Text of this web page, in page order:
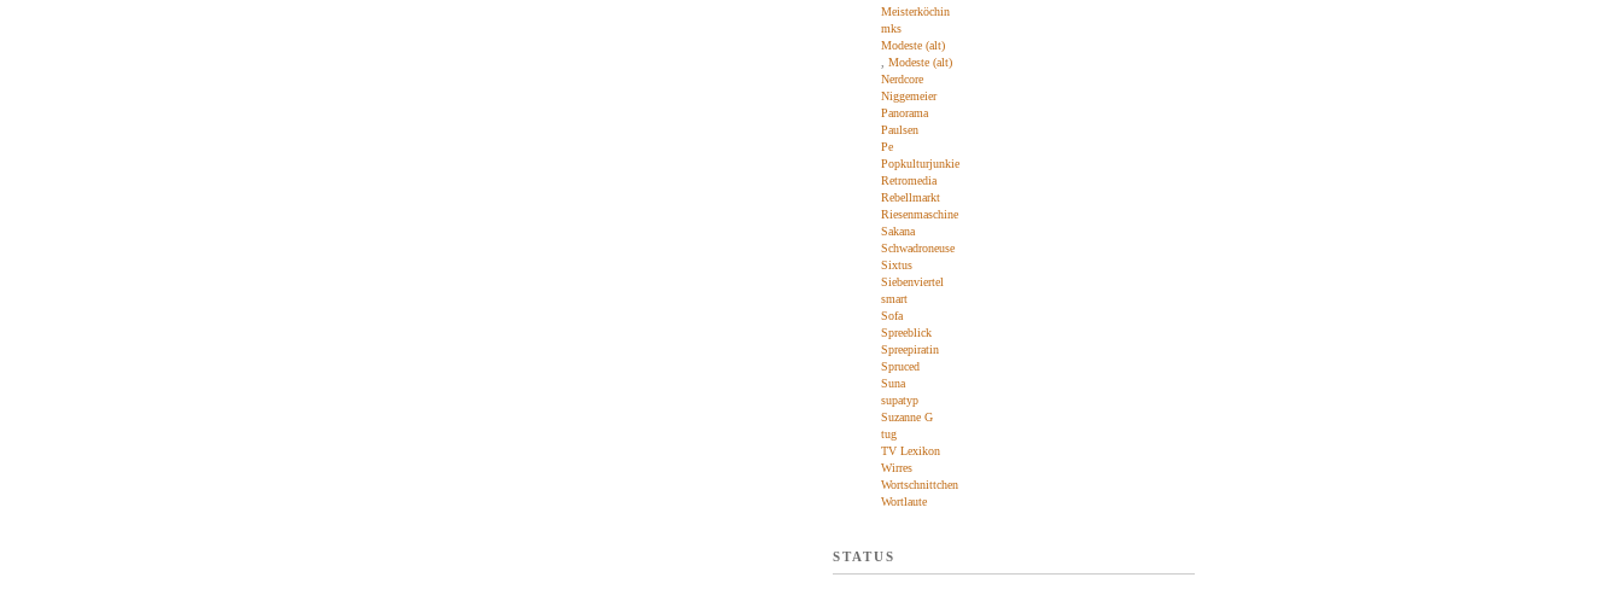
Meisterköchin
mks
Modeste (alt)
Modeste (alt)
Nerdcore
Niggemeier
Panorama
Paulsen
Pe
Popkulturjunkie
Retromedia
Rebellmarkt
Riesenmaschine
Sakana
Schwadroneuse
Sixtus
Siebenviertel
smart
Sofa
Spreeblick
Spreepiratin
Spruced
Suna
supatyp
Suzanne G
tug
TV Lexikon
Wirres
Wortschnittchen
Wortlaute
STATUS